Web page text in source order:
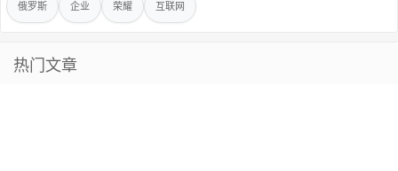
俄罗斯 企业 荣耀 互联网
热门文章